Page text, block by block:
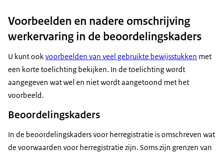
Voorbeelden en nadere omschrijving
werkervaring in de beoordelingskaders
U kunt ookvoorbeelden van veel gebruikte bewijsstukken met
een korte toelichting bekijken. In de toelichting wordt
aangegeven wat wel en niet wordt aangetoond met het
voorbeeld.
Beoordelingskaders
In de beoordelingskaders voor herregistratie is omschreven wat
de voorwaarden voor herregistratie zijn. Soms zijn grenzen van